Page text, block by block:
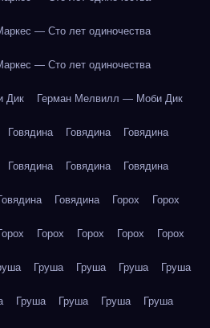
— Сто лет одиночества
— Сто лет одиночества
Дик Герман Мелвилл — Моби Дик
Говядина Говядина Говядина
Говядина Говядина Говядина
Говядина Горох Горох
Горох Горох Горох Горох
Груша Груша Груша Груша
Груша Груша Груша Груша